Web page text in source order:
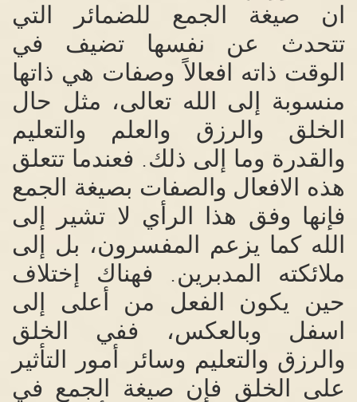
ان صيغة الجمع للضمائر التي
تتحدث عن نفسها تضيف في
الوقت ذاته افعالاً وصفات هي ذاتها
منسوبة إلى الله تعالى، مثل حال
الخلق والرزق والعلم والتعليم
والقدرة وما إلى ذلك. فعندما تتعلق
هذه الافعال والصفات بصيغة الجمع
فإنها وفق هذا الرأي لا تشير إلى
الله كما يزعم المفسرون، بل إلى
ملائكته المدبرين.
فهناك إختلاف
حين يكون الفعل من أعلى إلى
اسفل وبالعكس، ففي الخلق
والرزق والتعليم وسائر أمور التأثير
على الخلق فإن صيغة الجمع في